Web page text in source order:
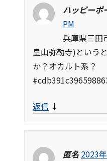
ハッピーポ
PM
兵庫県三田
皇山弥勒寺)という
か？オカルト系？
返信 ↓
匿名 2023